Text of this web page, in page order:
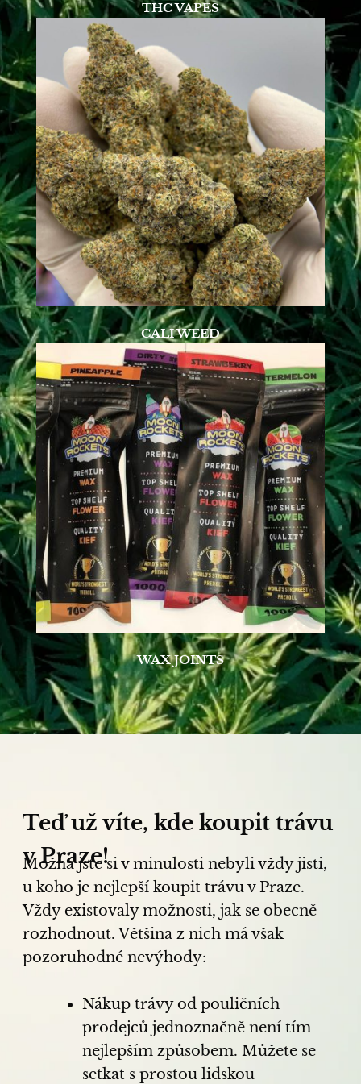
THC VAPES
CALI WEED
WAX JOINTS
Teď už víte, kde koupit trávu
v Praze!
Možná jste si v minulosti nebyli vždy jisti,
u koho je nejlepší koupit trávu v Praze.
Vždy existovaly možnosti, jak se obecně
rozhodnout. Většina z nich má však
pozoruhodné nevýhody:
Nákup trávy od pouličních
prodejců jednoznačně není tím
nejlepším způsobem. Můžete se
setkat s prostou lidskou